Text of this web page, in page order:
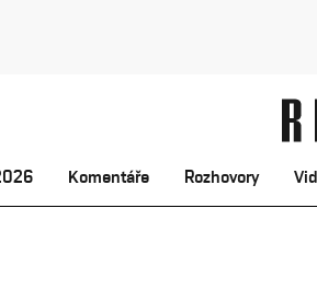
Komentáře Rozhovory